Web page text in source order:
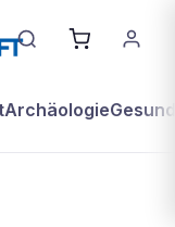
Archäologie